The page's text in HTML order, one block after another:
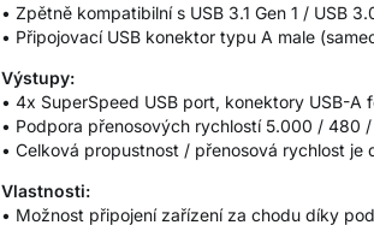
• Zpětně kompatibilní s USB 3.1 Gen 1 / USB
• Připojovací USB konektor typu A male
Výstupy:
• 4x SuperSpeed USB port, konektory USB-A
• Podpora přenosových rychlostí 5.000 / 480
• Celková propustnost / přenosová rychlost je
Vlastnosti:
• Možnost připojení zařízení za chodu díky